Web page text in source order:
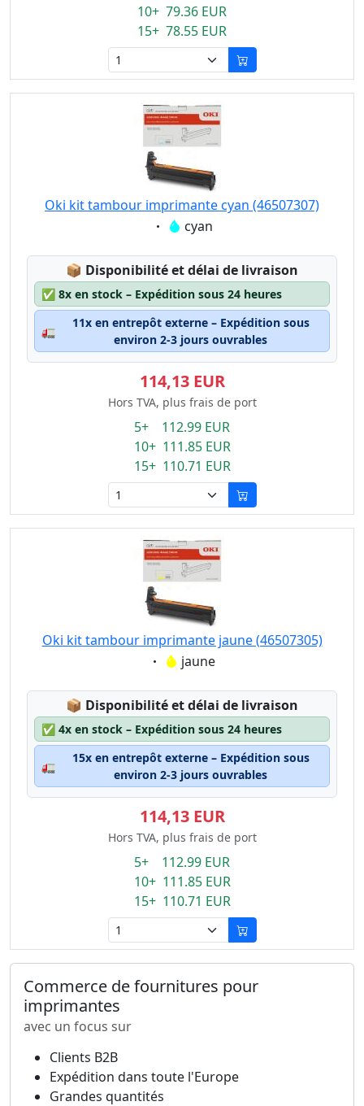
10+ 79.36 EUR
15+ 78.55 EUR
Oki kit tambour imprimante cyan (46507307)
Eigenschaft:
cyan
📦 Lagerstatus:
Disponibilité et délai de livraison
✅ 8x en stock – Expédition sous 24 heures
🚛
11x en entrepôt externe – Expédition sous
environ 2-3 jours ouvrables
114,13 EUR
Hors TVA, plus frais de port
5+ 112.99 EUR
10+ 111.85 EUR
15+ 110.71 EUR
Oki kit tambour imprimante jaune (46507305)
Eigenschaft:
jaune
📦 Lagerstatus:
Disponibilité et délai de livraison
✅ 4x en stock – Expédition sous 24 heures
🚛
15x en entrepôt externe – Expédition sous
environ 2-3 jours ouvrables
114,13 EUR
Hors TVA, plus frais de port
5+ 112.99 EUR
10+ 111.85 EUR
15+ 110.71 EUR
Commerce de fournitures pour
imprimantes
avec un focus sur
Clients B2B
Expédition dans toute l'Europe
Grandes quantités